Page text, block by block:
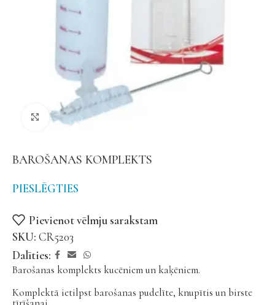
Noklikšķiniet, lai palielinātu
BAROŠANAS KOMPLEKTS
PIESLĒGTIES
Pievienot vēlmju sarakstam
SKU: CR5203
Dalīties:
Barošanas komplekts kucēniem un kaķēniem.
Komplektā ietilpst barošanas pudelīte, knupītis un birste